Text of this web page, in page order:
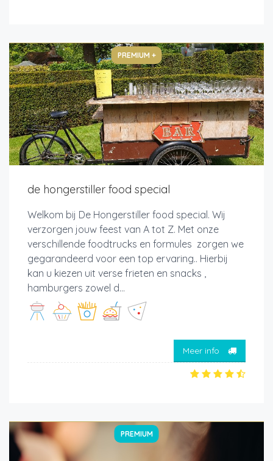
PREMIUM +
de hongerstiller food special
Welkom bij De Hongerstiller food special. Wij
verzorgen jouw feest van A tot Z. Met onze
verschillende foodtrucks en formules zorgen we
gegarandeerd voor een top ervaring.. Hierbij
kan u kiezen uit verse frieten en snacks ,
hamburgers zowel d...
Meer info
PREMIUM